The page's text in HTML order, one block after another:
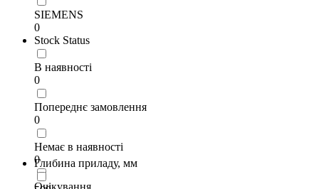
SIEMENS
0
Stock Status
В наявності
0
Попереднє замовлення
0
Немає в наявності
0
Очікування
Глибина приладу, мм